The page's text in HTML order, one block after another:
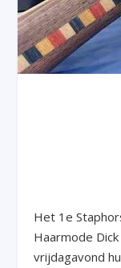
Het 1e
Haarmode
vrijdagavond